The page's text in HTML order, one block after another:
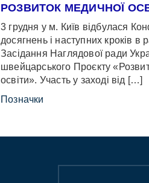
РОЗВИТОК МЕДИЧНОЇ
3 грудня у м. Київ відбулася
досягнень і наступних кроків в
Засідання Наглядової ради
швейцарського Проєкту
освіти». Участь у заході від […]
Позначки